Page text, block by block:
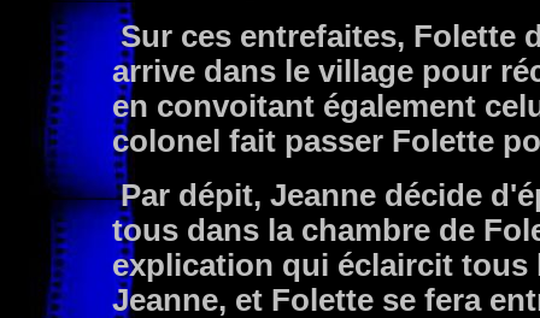
Sur ces entrefaites, Folette
arrive dans le village pour
en convoitant également
colonel fait passer Folette
Par dépit, Jeanne décide
tous dans la chambre de
explication qui éclaircit tous
Jeanne, et Folette se fera